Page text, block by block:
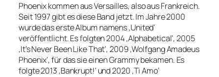
Phoenix kommen aus Versailles, also aus Frankreich.
Seit 1997 gibt es diese Band jetzt. Im Jahre 2000
wurde das erste Album namens ‚United‘
veröffentlicht. Es folgten 2004 ‚Alphabetical‘, 2005
‚It’s Never Been Like That‘, 2009 ‚Wolfgang Amadeus
Phoenix‘, für das sie einen Grammy bekamen. Es
folgte 2013 ‚Bankrupt!‘ und 2020 ‚Ti Amo‘